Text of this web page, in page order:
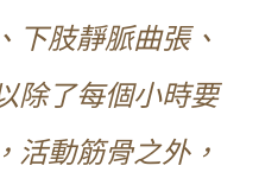
下肢靜脈曲張、
除了每個小時要
活動筋骨之外，